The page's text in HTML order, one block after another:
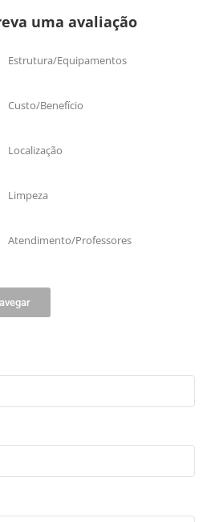
uma avaliação
Estrutura/Equipamentos
Custo/Benefício
Localização
Limpeza
Atendimento/Professores